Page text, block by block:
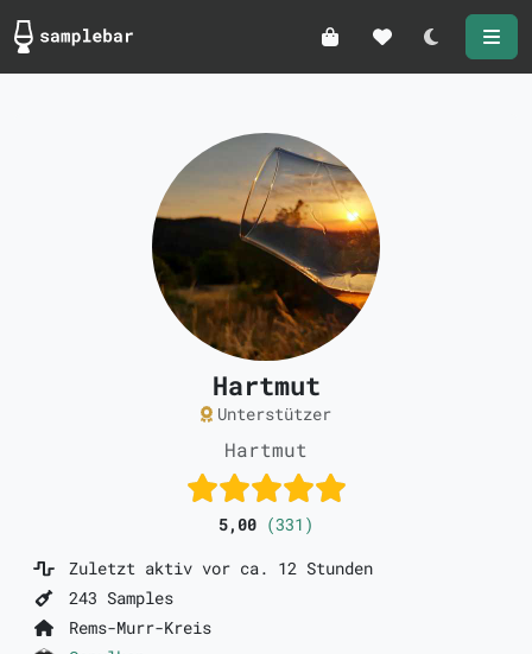
Darkmode
Hartmut
Unterstützer
Hartmut
5,00 (331)
Zuletzt aktiv vor ca. 12 Stunden
243 Samples
Rems-Murr-Kreis